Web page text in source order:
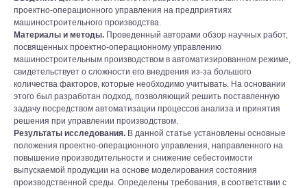
проектно-операционного управления на предприятиях
машиностроительного производства.
Материалы и методы. Проведенный авторами обзор научных работ,
посвященных проектно-операционному управлению
машиностроительным производством в автоматизированном режиме,
свидетельствует о сложности его внедрения из-за большого
количества факторов, которые необходимо учитывать. На основании
этого был разработан подход, позволяющий решить поставленную
задачу посредством автоматизации процессов анализа и принятия
решения при управлении производством.
Результаты исследования. В данной статье установлены основные
положения проектно-операционного управления, направленного на
повышение производительности и снижение себестоимости
выпускаемой продукции на основе моделирования состояния
производственной среды. Определены требования, в соответствии с